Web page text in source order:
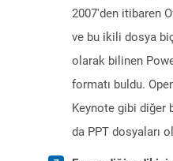
2007'den itibaren
ve bu ikili dosya
olarak bilinen
formatı buldu.
Keynote gibi diğer
da PPT dosyaları